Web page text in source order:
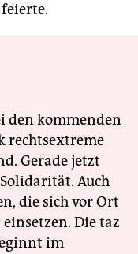
den kommenden
rechtsextreme
Gerade jetzt
Auch
die sich vor Ort
Die taz
im